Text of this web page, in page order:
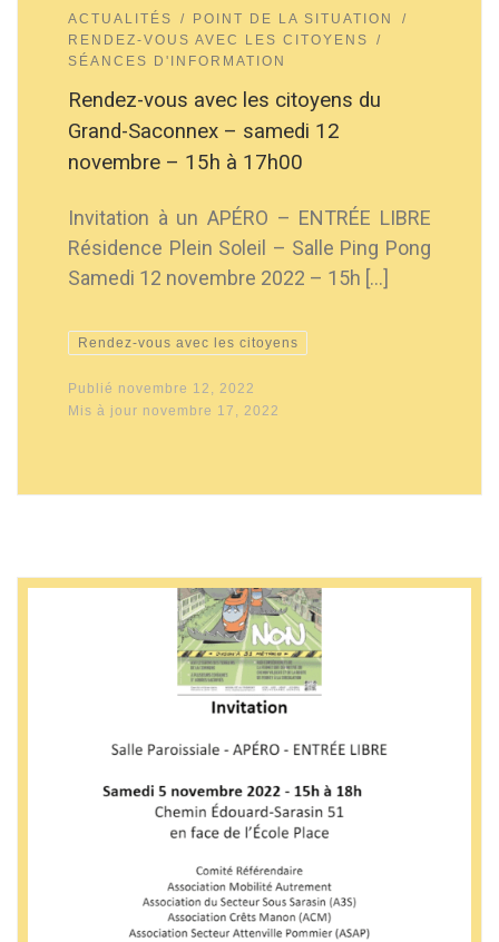
ACTUALITÉS
POINT DE LA SITUATION
RENDEZ-VOUS AVEC LES CITOYENS
SÉANCES D'INFORMATION
Rendez-vous avec les citoyens du
Grand-Saconnex – samedi 12
novembre – 15h à 17h00
Invitation à un APÉRO – ENTRÉE LIBRE
Résidence Plein Soleil – Salle Ping Pong
Samedi 12 novembre 2022 – 15h […]
Rendez-vous avec les citoyens
Publié novembre 12, 2022
Mis à jour novembre 17, 2022